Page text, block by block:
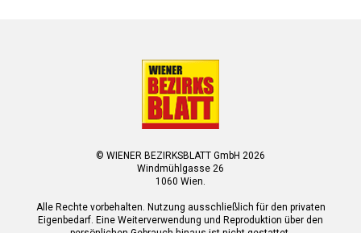
© WIENER BEZIRKSBLATT GmbH 2026
Windmühlgasse 26
1060 Wien.
Alle Rechte vorbehalten. Nutzung ausschließlich für den privaten
Eigenbedarf. Eine Weiterverwendung und Reproduktion über den